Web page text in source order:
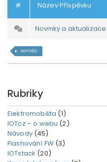
# Název Příspěvku
Novinky a
novinky
Rubriky
Elektromobilita (1)
IOTcz – o webu (2)
Návody(45)
Flashování FW(3)
IOTstack (20)